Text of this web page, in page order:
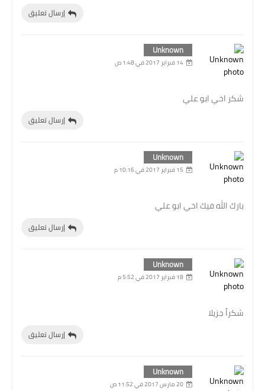
إرسال تعليق
Unknown
14 فبراير 2017 في 1:48 ص
شكر اخي ابو علي
إرسال تعليق
Unknown
15 فبراير 2017 في 10:16 م
بارك الله فيك اخي ابو علي
إرسال تعليق
Unknown
18 فبراير 2017 في 5:52 م
شكراً جزيلا
إرسال تعليق
Unknown
20 مارس 2017 في 11:52 ص